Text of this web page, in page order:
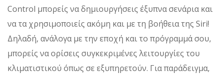
Control μπορείς να δημιουργήσεις έξυπνα σενάρια και
να τα χρησιμοποιείς ακόμη και με τη βοήθεια της Siri!
Δηλαδή, ανάλογα με την εποχή και το πρόγραμμά σου,
μπορείς να ορίσεις συγκεκριμένες λειτουργίες του
κλιματιστικού όπως σε εξυπηρετούν. Για παράδειγμα,